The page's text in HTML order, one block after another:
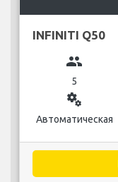
INFINITI Q50
group
5
miscellaneous_services
Автоматическая